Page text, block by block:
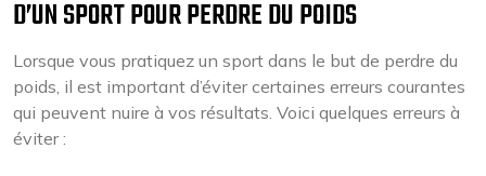
D’UN SPORT POUR PERDRE DU POIDS
Lorsque vous pratiquez un sport dans le but de perdre du
poids, il est important d’éviter certaines erreurs courantes
qui peuvent nuire à vos résultats. Voici quelques erreurs à
éviter :